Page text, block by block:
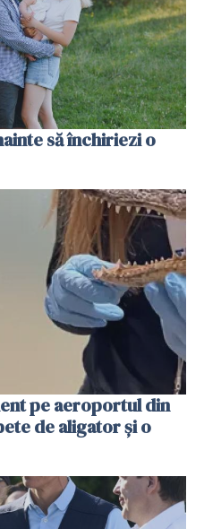
să închiriezi o
pe aeroportul din
de aligator și o